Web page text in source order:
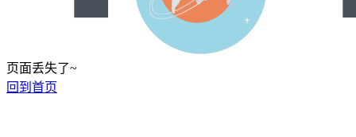
页面丢失了~
回到首页